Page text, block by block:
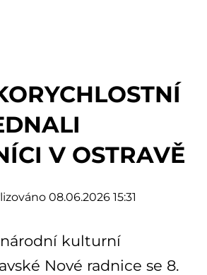
V OSTRAVĚ
08.06.2026 15:31
kulturní
Nové radnice se 8.